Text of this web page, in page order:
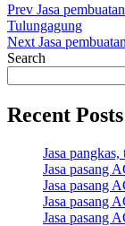
Post
navigation
Prev Jasa
Tulungagung
Next Jasa
Search
Recent Posts
Jasa
Jasa pasang
Jasa pasang
Jasa pasang
Jasa pasang